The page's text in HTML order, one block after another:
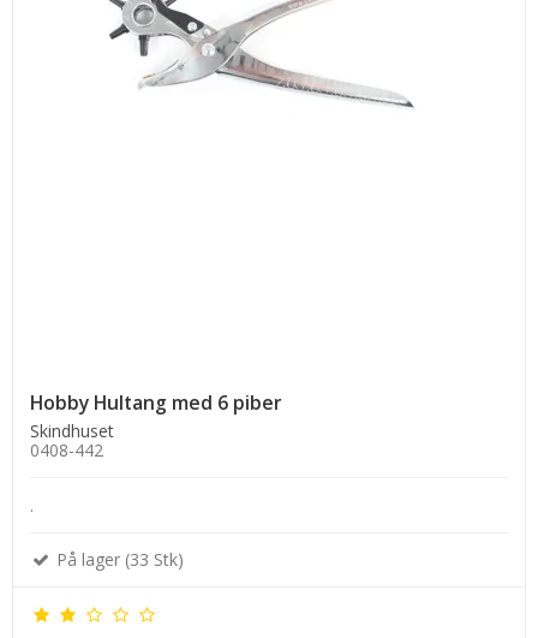
Hobby Hultang med 6 piber
Skindhuset
0408-442
.
På lager (33 Stk)